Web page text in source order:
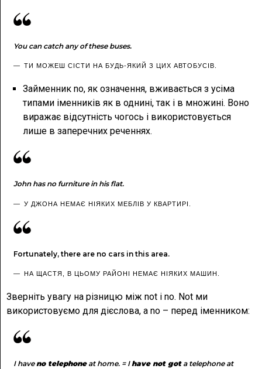
You can catch any of these buses.
ТИ МОЖЕШ СІСТИ НА БУДЬ-ЯКИЙ З ЦИХ АВТОБУСІВ.
Займенник no, як означення, вживається з усіма
типами іменників як в однині, так і в множині. Воно
виражає відсутність чогось і використовується
лише в заперечних реченнях.
John has no furniture in his flat.
У ДЖОНА НЕМАЄ НІЯКИХ МЕБЛІВ У КВАРТИРІ.
Fortunately, there are no cars in this area.
НА ЩАСТЯ, В ЦЬОМУ РАЙОНІ НЕМАЄ НІЯКИХ МАШИН.
Зверніть увагу на різницю між not і no. Not ми
використовуємо для дієслова, а no – перед іменником:
I haveno telephoneat home. = Ihave not gota telephone at